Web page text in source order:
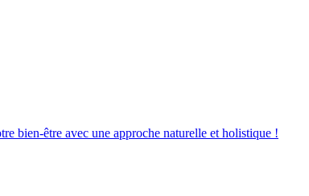
bien-être avec une approche naturelle et holistique !